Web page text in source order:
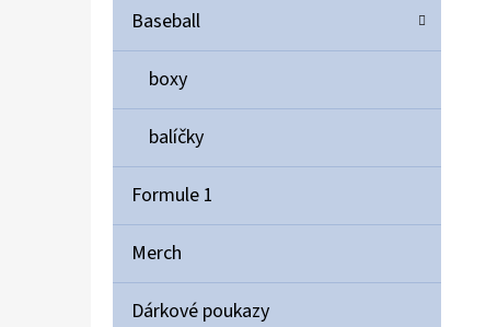
Baseball
boxy
balíčky
Formule 1
Merch
Dárkové poukazy